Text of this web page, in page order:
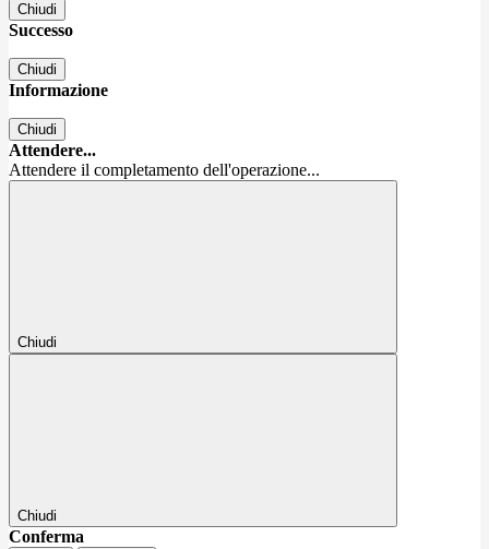
Chiudi
Successo
Chiudi
Informazione
Chiudi
Attendere...
Attendere il completamento dell'operazione...
Chiudi
Chiudi
Conferma